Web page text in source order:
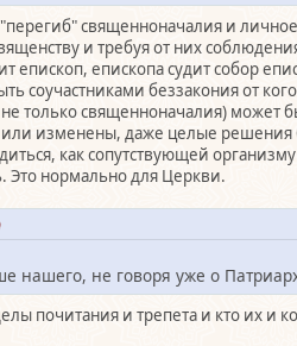
священноначалия и
и требуя от них
епископа судит собор
соучастниками беззакония от
только священноначалия) может
изменены, даже целые
как сопутствующей
Это нормально для Церкви.
нашего, не говоря уже о
почитания и трепета и кто их и